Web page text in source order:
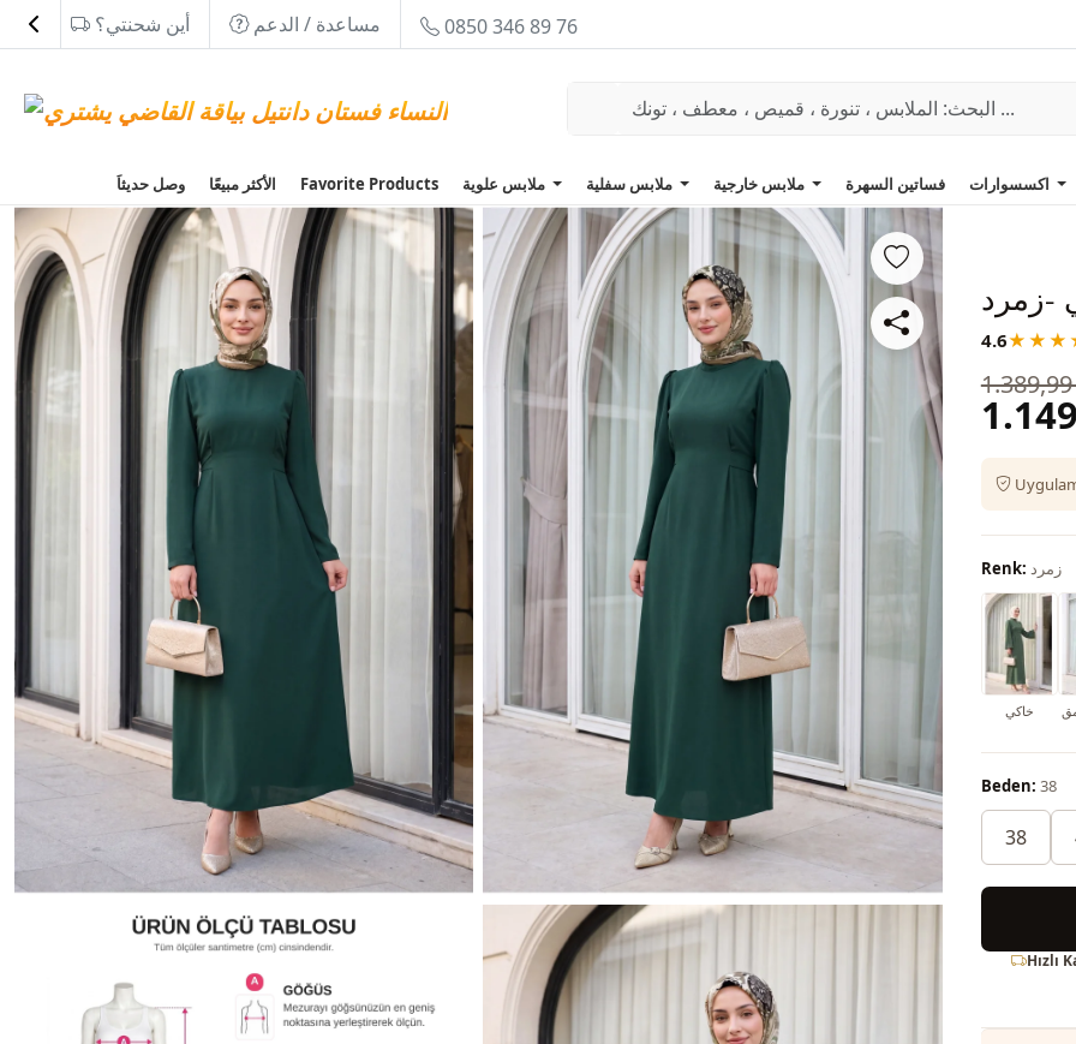
أين شحنتي؟ مساعدة / الدعم 0850 346 89 76
وصل حديثاَ الأكثر مبيعًا Favorite Products ملابس علوية ملابس سفلية ملابس خارجية فساتين السهرة
-زمرد
4.6
Renk: زمرد
خاكي
Beden: 38
38
Hızlı